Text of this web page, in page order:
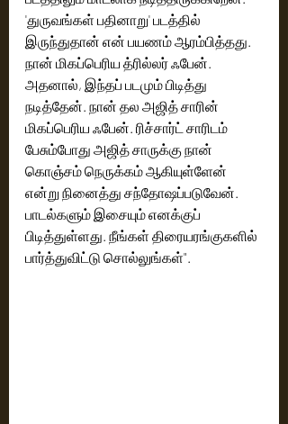
'துருவங்கள் பதினாறு' படத்தில்
இருந்துதான் என் பயணம் ஆரம்பித்தது.
நான் மிகப்பெரிய த்ரில்லர் ஃபேன்.
அதனால், இந்தப் படமும் பிடித்து
நடித்தேன். நான் தல அஜித் சாரின்
மிகப்பெரிய ஃபேன். ரிச்சார்ட் சாரிடம்
பேசும்போது அஜித் சாருக்கு நான்
கொஞ்சம் நெருக்கம் ஆகியுள்ளேன்
என்று நினைத்து சந்தோஷப்படுவேன்.
பாடல்களும் இசையும் எனக்குப்
பிடித்துள்ளது. நீங்கள் திரையரங்குகளில்
பார்த்துவிட்டு சொல்லுங்கள்".